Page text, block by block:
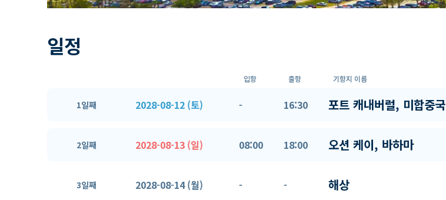
일정
입항 출항 기항지 이름
1일째 2028-08-12 (토) - 16:30 포트 캐내버럴, 미합중국
2일째 2028-08-13 (일) 08:00 18:00 오션 케이, 바하마
3일째 2028-08-14 (월) - - 해상